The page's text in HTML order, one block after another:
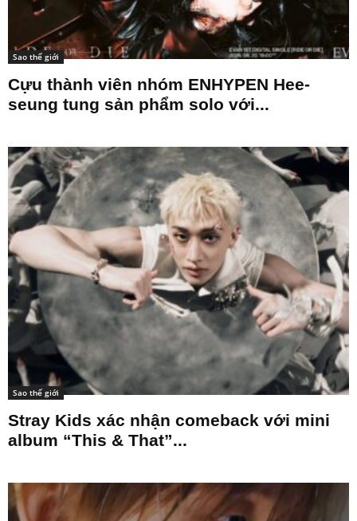
Sao thế giới
Cựu thành viên nhóm ENHYPEN Hee-
seung tung sản phẩm solo với...
Sao thế giới
Stray Kids xác nhận comeback với mini
album “This & That”...